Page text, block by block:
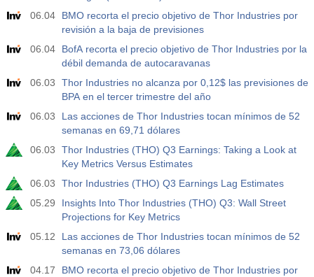
USD
182.1 K
19:30
USD
Posiciones Netas Especulativas de Crudo de la CFTC
120.1 K
19:30
USD
Posiciones Netas Especulativas de Oro de la CFTC
Act.
Pronós.
-17.2 K
19:30
USD
Posiciones Netas Especulativas de Nasdaq 100 de la
Act.
Pronós.
06.04
BMO recorta el precio objetivo de Thor Industries por
revisión a la baja de previsiones
06.04
BofA recorta el precio objetivo de Thor Industries por la
débil demanda de autocaravanas
06.03
Thor Industries no alcanza por 0,12$ las previsiones de
BPA en el tercer trimestre del año
06.03
Las acciones de Thor Industries tocan mínimos de 52
semanas en 69,71 dólares
06.03
Thor Industries (THO) Q3 Earnings: Taking a Look at
Key Metrics Versus Estimates
06.03
Thor Industries (THO) Q3 Earnings Lag Estimates
05.29
Insights Into Thor Industries (THO) Q3: Wall Street
Projections for Key Metrics
05.12
Las acciones de Thor Industries tocan mínimos de 52
semanas en 73,06 dólares
04.17
BMO recorta el precio objetivo de Thor Industries por